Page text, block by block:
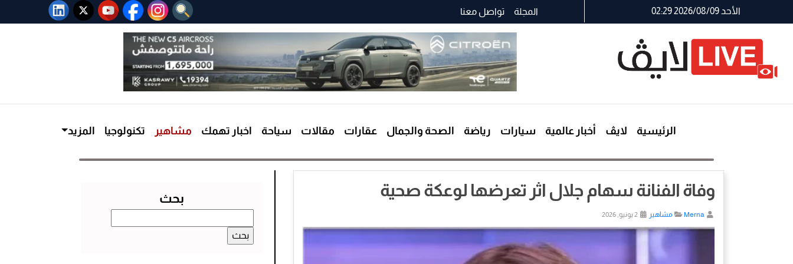
الأحد 2026/08/09 02:29 المجلة تواصل معنا
الرئيسية لايڤ أخبار عالمية سيارات رياضة الصحة والجمال عقارات مقالات سياحة اخبار تهمك مشاهير تكنولوجيا المزيد
وفاة الفنانة سهام جلال اثر تعرضها لوعكة صحية
Merna مشاهير
بحث
عن: